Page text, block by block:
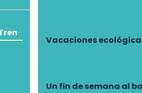
Vacaciones
Un fin de semana al